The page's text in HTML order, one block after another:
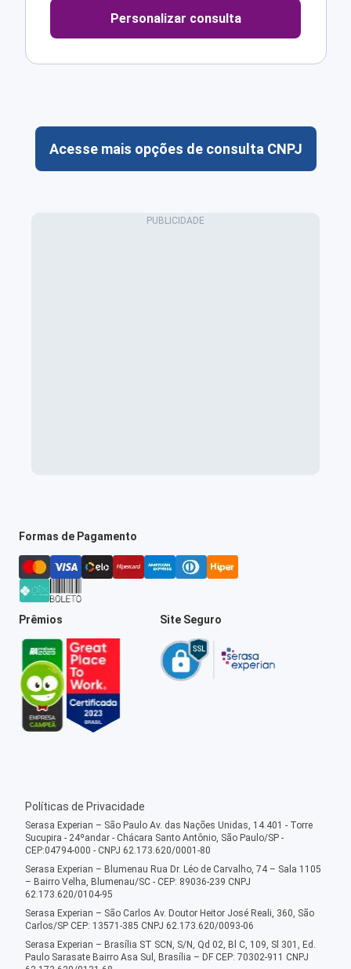
Personalizar consulta
Acesse mais opções de consulta CNPJ
Formas de Pagamento
Prêmios Site Seguro
Políticas de Privacidade
Serasa Experian – São Paulo Av. das Nações Unidas, 14.401 - Torre
Sucupira - 24ºandar - Chácara Santo Antônio, São Paulo/SP -
CEP:04794-000 - CNPJ 62.173.620/0001-80
Serasa Experian – Blumenau Rua Dr. Léo de Carvalho, 74 – Sala 1105
– Bairro Velha, Blumenau/SC - CEP: 89036-239 CNPJ
62.173.620/0104-95
Serasa Experian – São Carlos Av. Doutor Heitor José Reali, 360, São
Carlos/SP CEP: 13571-385 CNPJ 62.173.620/0093-06
Serasa Experian – Brasília ST SCN, S/N, Qd 02, Bl C, 109, Sl 301, Ed.
Paulo Sarasate Bairro Asa Sul, Brasília – DF CEP: 70302-911 CNPJ